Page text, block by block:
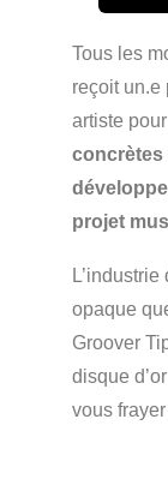
Tous les
reçoit un.e
artiste pour
concrètes
projet
opaque
Groover
disque
vous